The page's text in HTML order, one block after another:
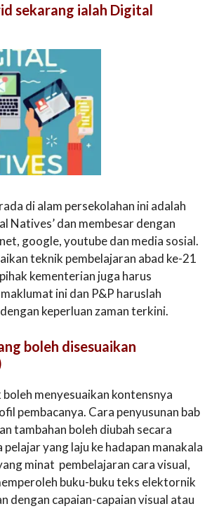
sekarang ialah Digital
di alam persekolahan ini adalah
Natives’ dan membesar dengan
google, youtube dan media sosial.
teknik pembelajaran abad ke-21
kementerian juga harus
ini dan P&P haruslah
keperluan zaman terkini.
boleh disesuaikan
menyesuaikan kontensnya
pembacanya. Cara penyusunan bab
tambahan boleh diubah secara
yang laju ke hadapan manakala
minat pembelajaran cara visual,
buku-buku teks elektornik
dengan capaian-capaian visual atau